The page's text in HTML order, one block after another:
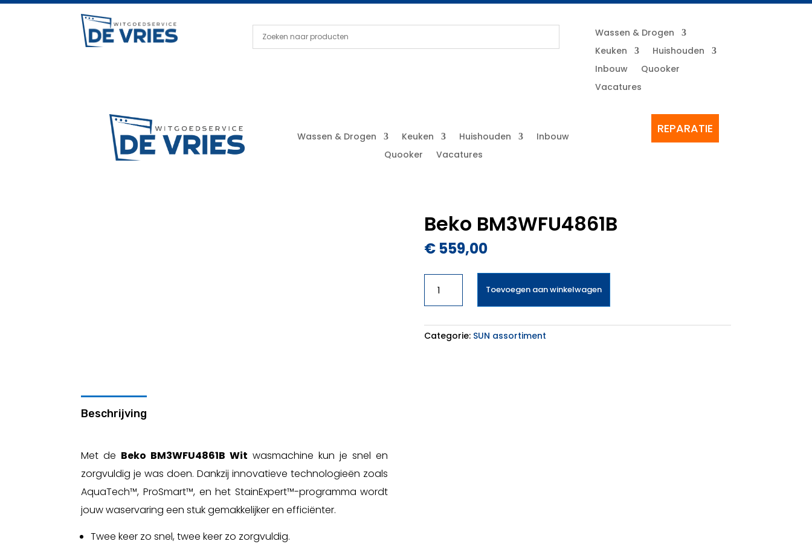
Wassen & Drogen
Keuken
Huishouden
Inbouw
Quooker
Vacatures
Wassen & Drogen Keuken Huishouden
Inbouw
Quooker
Vacatures
REPARATIE
Beko BM3WFU4861B
€559,00
BM3WFU4861B
aantal
Toevoegen aan winkelwagen
Categorie: SUN assortiment
Beschrijving
Met de Beko BM3WFU4861B Wit wasmachine kun je snel en
zorgvuldig je was doen. Dankzij innovatieve technologieën zoals
AquaTech™, ProSmart™, en het StainExpert™-programma wordt
jouw waservaring een stuk gemakkelijker en efficiënter.
Twee keer zo snel, twee keer zo zorgvuldig.